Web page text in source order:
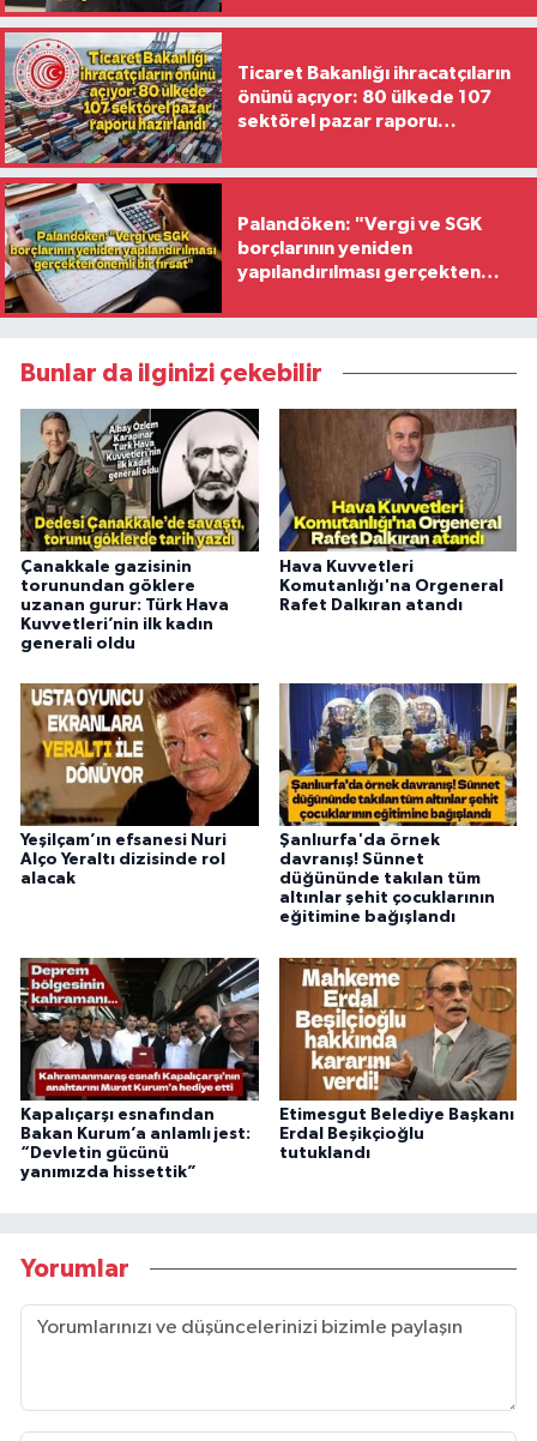
Ticaret Bakanlığı ihracatçıların
önünü açıyor: 80 ülkede 107
sektörel pazar raporu
Palandöken: "Vergi ve SGK
borçlarının yeniden
yapılandırılması gerçekten
Bunlar da ilginizi çekebilir
Çanakkale gazisinin
torunundan göklere
uzanan gurur: Türk Hava
Kuvvetleri’nin ilk kadın
generali oldu
Hava Kuvvetleri
Komutanlığı'na Orgeneral
Rafet Dalkıran atandı
Yeşilçam’ın efsanesi Nuri
Alço Yeraltı dizisinde rol
alacak
Şanlıurfa'da örnek
davranış! Sünnet
düğününde takılan tüm
altınlar şehit çocuklarının
eğitimine bağışlandı
Kapalıçarşı esnafından
Bakan Kurum’a anlamlı jest:
“Devletin gücünü
yanımızda hissettik”
Etimesgut Belediye Başkanı
Erdal Beşikçioğlu
tutuklandı
Yorumlar